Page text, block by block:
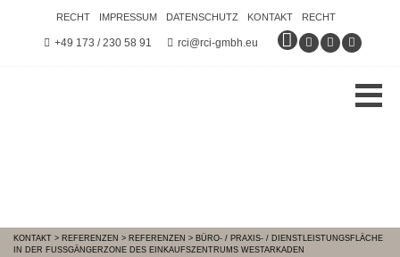
RECHT IMPRESSUM DATENSCHUTZ KONTAKT RECHT
+49 173 / 230 58 91 rci@rci-gmbh.eu
KONTAKT > REFERENZEN > REFERENZEN > BÜRO- / PRAXIS- / DIENSTLEISTUNGSFLÄCHE
IN DER FUSSGÄNGERZONE DES EINKAUFSZENTRUMS WESTARKADEN